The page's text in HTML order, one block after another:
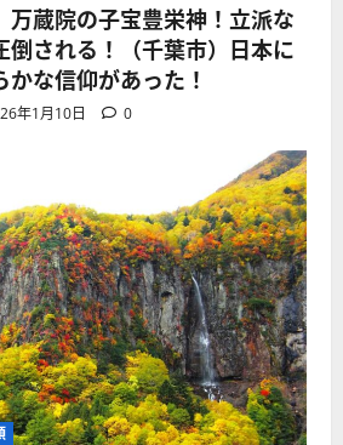
万蔵院の子宝豊栄神！立派な
倒される！（千葉市）日本に
な信仰があった！
年1月10日 0